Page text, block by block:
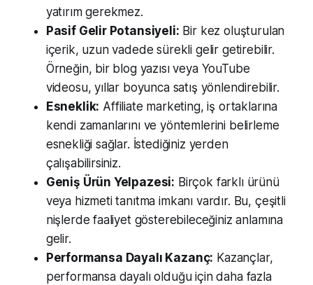
yatırım gerekmez.
Pasif Gelir Potansiyeli: Bir kez oluşturulan
içerik, uzun vadede sürekli gelir getirebilir.
Örneğin, bir blog yazısı veya YouTube
videosu, yıllar boyunca satış yönlendirebilir.
Esneklik: Affiliate marketing, iş ortaklarına
kendi zamanlarını ve yöntemlerini belirleme
esnekliği sağlar. İstediğiniz yerden
çalışabilirsiniz.
Geniş Ürün Yelpazesi: Birçok farklı ürünü
veya hizmeti tanıtma imkanı vardır. Bu, çeşitli
nişlerde faaliyet gösterebileceğiniz anlamına
gelir.
Performansa Dayalı Kazanç: Kazançlar,
performansa dayalı olduğu için daha fazla